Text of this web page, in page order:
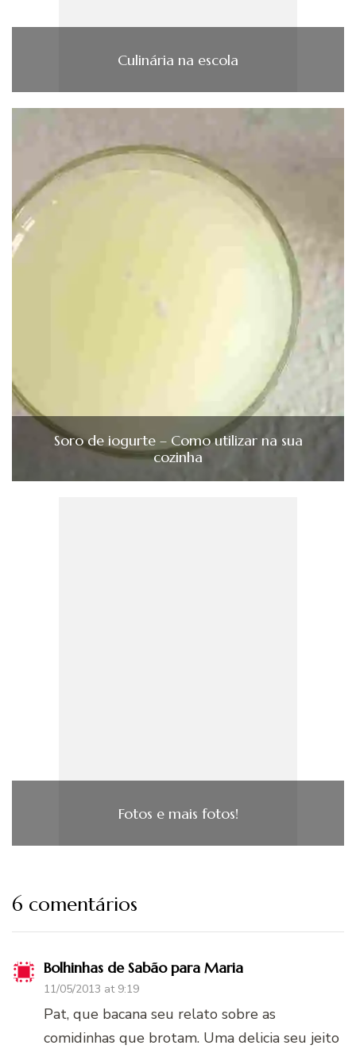
Culinária na escola
Soro de iogurte – Como utilizar na sua
cozinha
Fotos e mais fotos!
6 comentários
Bolhinhas de Sabão para Maria
11/05/2013 at 9:19
Pat, que bacana seu relato sobre as
comidinhas que brotam. Uma delicia seu jeito